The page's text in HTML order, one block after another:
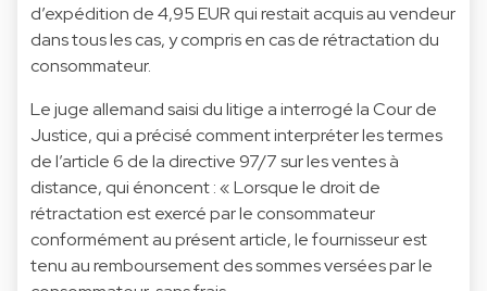
d’expédition de 4,95 EUR qui restait acquis au vendeur
dans tous les cas, y compris en cas de rétractation du
consommateur.
Le juge allemand saisi du litige a interrogé la Cour de
Justice, qui a précisé comment interpréter les termes
de l’article 6 de la directive 97/7 sur les ventes à
distance, qui énoncent : « Lorsque le droit de
rétractation est exercé par le consommateur
conformément au présent article, le fournisseur est
tenu au remboursement des sommes versées par le